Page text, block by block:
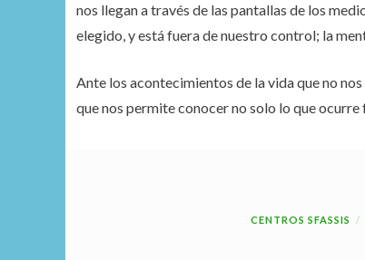
nos llegan a través de las pantallas de los
elegido, y está fuera de nuestro control; la
Ante los acontecimientos de la vida que no
que nos permite conocer no solo lo que
CENTROS SFASSIS